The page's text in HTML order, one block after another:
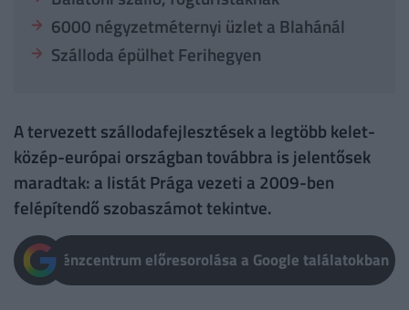
6000 négyzetméternyi üzlet a Blahánál
Szálloda épülhet Ferihegyen
A tervezett szállodafejlesztések a legtöbb kelet-
közép-európai országban továbbra is jelentősek
maradtak: a listát Prága vezeti a 2009-ben
felépítendő szobaszámot tekintve.
Pénzcentrum előresorolása a Google találatokban